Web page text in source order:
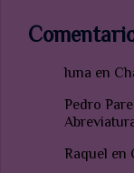
luna en
Pedro
Raquel en